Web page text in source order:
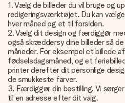
1. Vælg de billeder du vil bruge og
redigeringsværktøjet. Du kan
hver måned og et til forsiden.
2. Vælg dit design og færdiggør
også skræddersy dine billeder så
måneder. For eksempel et billede
fødselsdagsmåned, og et
printer derefter dit personlige
de smukkeste farver.
3. Færdiggør din bestilling. Vi
til en adresse efter dit valg.